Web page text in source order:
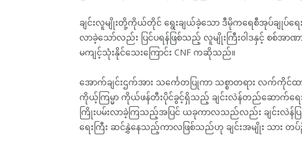
ချင်းလူမျိုးတို့ကိုယ်တိုင် ရွေးချယ်ခဲ့သော ဒီမိုကရေစီအုပ်ချု
လာခဲ့သော်လည်း ပြင်ပရန်ဖြစ်သည့် လူမျိုးကြီးဝါဒနှင့် စစ်
မကျင့်သုံးနိုင်သေးကြောင်း CNF ကဆိုသည်။
အောက်ချင်းဌက်အား သင်္ကေတပြုကာ သစ္စာတရား လက်ကိုင်ထား
ကိုယ့်ကြမ္မာ ကိုယ်ဖန်တီးပိုင်ခွင့်ရှိသည့် ချင်းလဲန်တည်ဆောက်ရေးအ
ကြိုးပမ်းလာခဲ့ကြသည့်အပြင် ယခုကာလသည်လည်း ချင်းလဲန်ပြ
ရေးကြီး ဆင်နွှဲနေသည့်ကာလဖြစ်သည်ဟု ချင်းအမျိုး သား တပ်